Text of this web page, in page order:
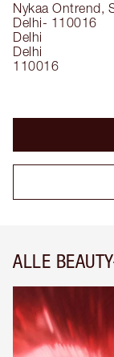
Nykaa Ontrend,
Delhi- 110016
Delhi
Delhi
110016
ALLE